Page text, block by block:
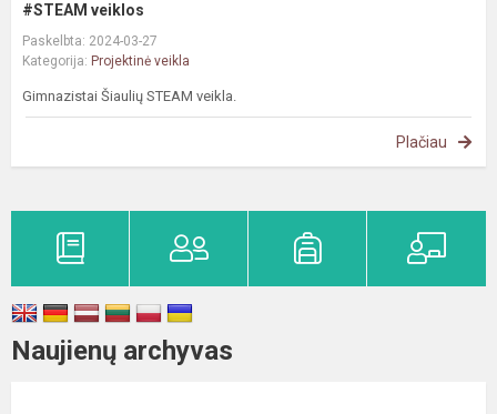
#STEAM veiklos
Paskelbta: 2024-03-27
Kategorija: Projektinė veikla
Gimnazistai Šiaulių STEAM veikla.
Plačiau
Naujienų archyvas